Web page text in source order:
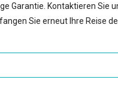
Garantie. Kontaktieren Sie
Sie erneut Ihre Reise